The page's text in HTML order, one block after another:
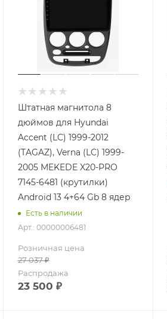
Штатная магнитола 8
дюймов для Hyundai
Accent (LC) 1999-2012
(TAGAZ), Verna (LC) 1999-
2005 MEKEDE X20-PRO
7145-6481 (крутилки)
Android 13 4+64 Gb 8 ядер
Есть в наличии
Арт.: 00000006481
Розничная цена
27 037₽
Распродажа
23 500 ₽